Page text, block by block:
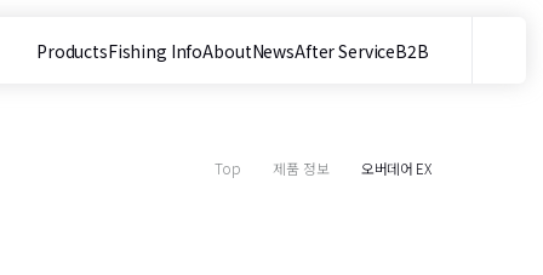
ProductsFishing InfoAboutNewsAfter ServiceB2B
사이트 내 검색
Top 제품 정보 오버데어 EX